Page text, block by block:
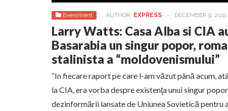
Eveniment AUTHOR: EXPRESS - DECEMBER 9, 2011
Larry Watts: Casa Alba si CIA
Basarabia un singur popor,
stalinista a “moldovenismului”
“In fiecare raport pe care l-am văzut până acum,
la CIA, era vorba despre existenţa unui singur
dezinformării lansate de Uniunea Sovietică pentru